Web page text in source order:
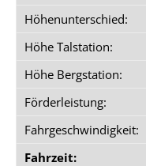
Höhenunterschied:
Höhe Talstation:
Höhe Bergstation:
Förderleistung:
Fahrgeschwindigkeit:
Fahrzeit: